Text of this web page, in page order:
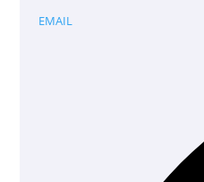
EMAIL